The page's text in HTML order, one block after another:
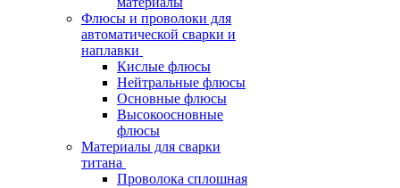
Флюсы и проволоки для
автоматической сварки и
наплавки
Кислые флюсы
Нейтральные флюсы
Основные флюсы
Высокоосновные
флюсы
Материалы для сварки
титана
Проволока сплошная